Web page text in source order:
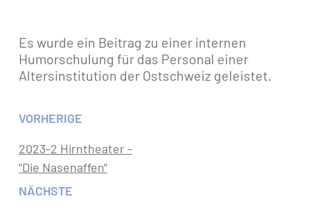
Es wurde ein Beitrag zu einer internen
Humorschulung für das Personal einer
Altersinstitution der Ostschweiz geleistet.
VORHERIGE
2023-2 Hirntheater -
"Die Nasenaffen"
NÄCHSTE